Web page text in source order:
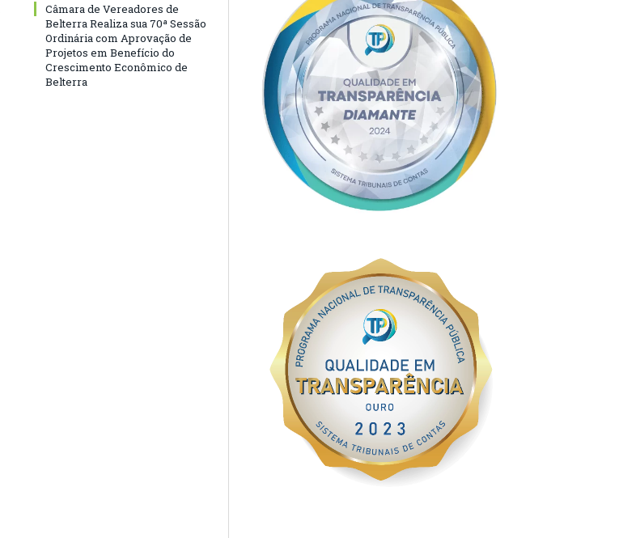
Câmara de Vereadores de
Belterra Realiza sua 70ª Sessão
Ordinária com Aprovação de
Projetos em Benefício do
Crescimento Econômico de
Belterra